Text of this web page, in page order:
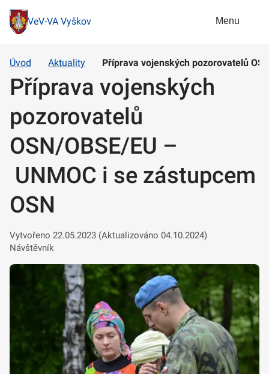
VeV-VA Vyškov Menu
Úvod Aktuality Příprava vojenských pozorovatelů
Příprava vojenských
pozorovatelů
OSN/OBSE/EU –
UNMOC i se zástupcem
OSN
Vytvořeno 22.05.2023 (Aktualizováno 04.10.2024)
Návštěvník